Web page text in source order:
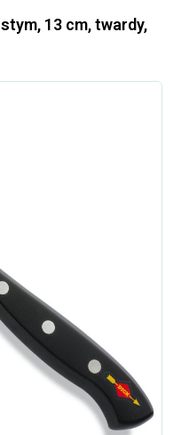
13 cm, twardy,